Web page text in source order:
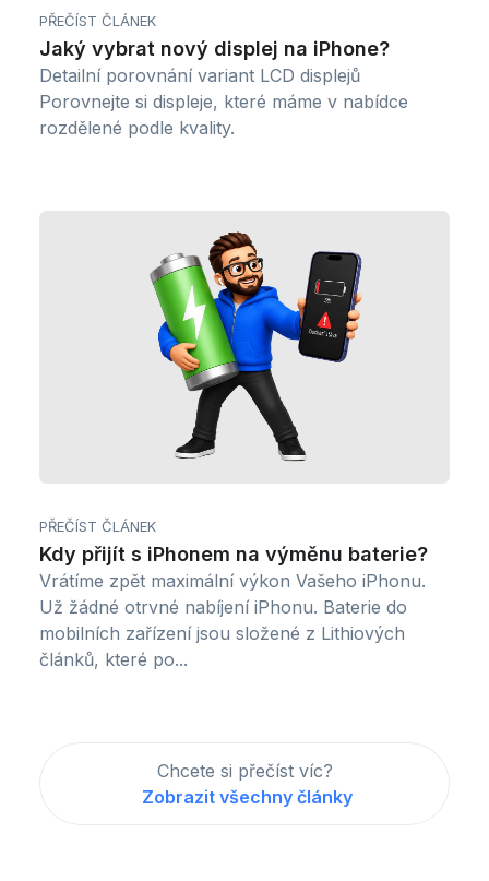
PŘEČÍST ČLÁNEK
Jaký vybrat nový displej na iPhone?
Detailní porovnání variant LCD displejů
Porovnejte si displeje, které máme v nabídce
rozdělené podle kvality.
PŘEČÍST ČLÁNEK
Kdy přijít s iPhonem na výměnu baterie?
Vrátíme zpět maximální výkon Vašeho iPhonu.
Už žádné otrvné nabíjení iPhonu. Baterie do
mobilních zařízení jsou složené z Lithiových
článků, které po...
Chcete si přečíst víc?
Zobrazit všechny články